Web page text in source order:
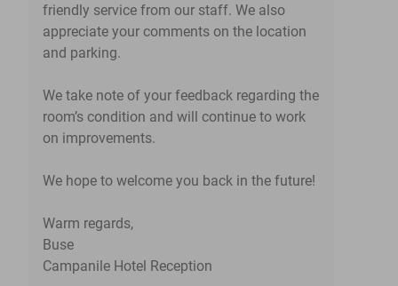
friendly service from our staff. We also
appreciate your comments on the location
and parking.
We take note of your feedback regarding the
room’s condition and will continue to work
on improvements.
We hope to welcome you back in the future!
Warm regards,
Buse
Campanile Hotel Reception